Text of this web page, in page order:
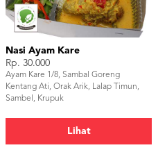
Nasi Ayam Kare
Rp. 30.000
Ayam Kare 1/8, Sambal Goreng
Kentang Ati, Orak Arik, Lalap Timun,
Sambel, Krupuk
Lihat